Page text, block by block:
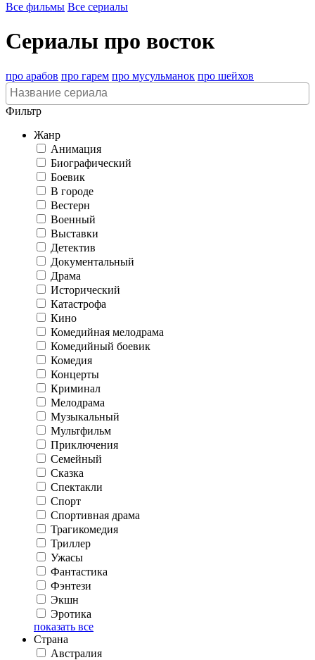
Все фильмы Все сериалы
Сериалы про восток
про арабов про гарем про мусульманок про шейхов
Фильтр
Жанр
Анимация
Биографический
Боевик
В городе
Вестерн
Военный
Выставки
Детектив
Документальный
Драма
Исторический
Катастрофа
Кино
Комедийная мелодрама
Комедийный боевик
Комедия
Концерты
Криминал
Мелодрама
Музыкальный
Мультфильм
Приключения
Семейный
Сказка
Спектакли
Спорт
Спортивная драма
Трагикомедия
Триллер
Ужасы
Фантастика
Фэнтези
Экшн
Эротика
показать все
Страна
Австралия